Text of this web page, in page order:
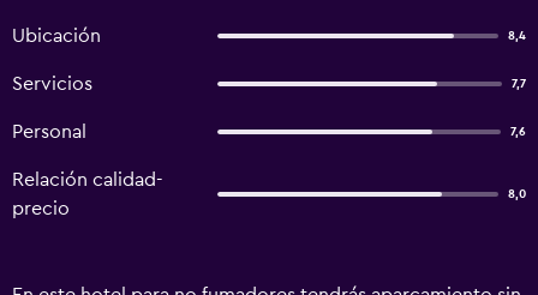
Ubicación 8,4
Servicios 7,7
Personal 7,6
Relación calidad-
precio
8,0